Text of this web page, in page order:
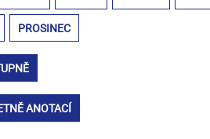
PROSINEC
ANOTACÍ